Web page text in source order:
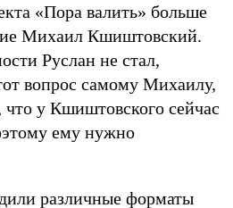
«Пора валить» больше
Михаил Кшиштовский.
Руслан не стал,
вопрос самому Михаилу,
что у Кшиштовского сейчас
ему нужно
различные форматы